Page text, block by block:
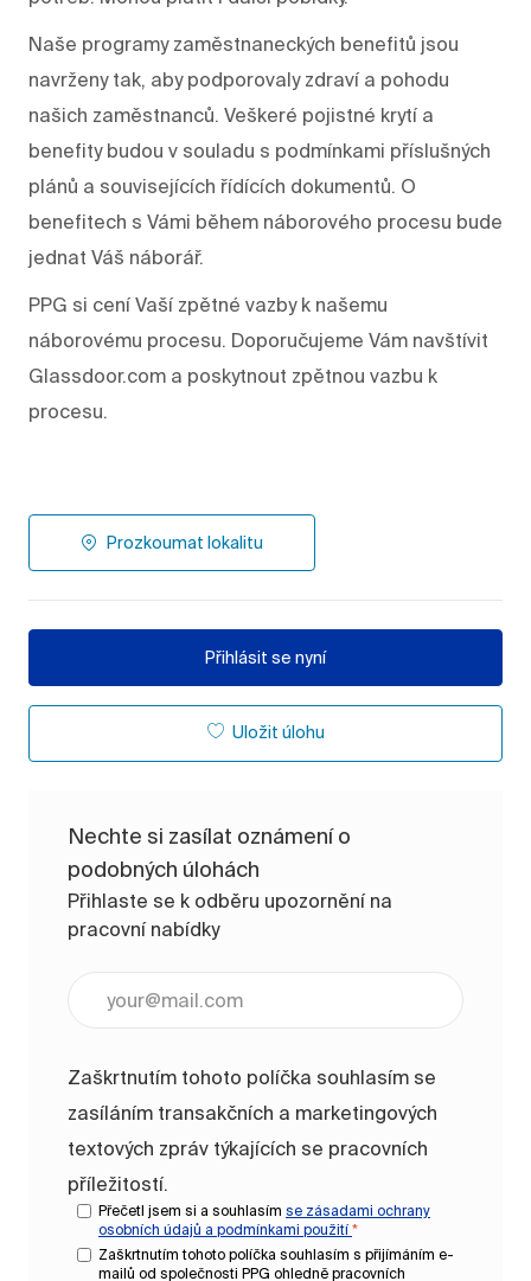
Naše programy zaměstnaneckých benefitů jsou
navrženy tak, aby podporovaly zdraví a pohodu
našich zaměstnanců. Veškeré pojistné krytí a
benefity budou v souladu s podmínkami příslušných
plánů a souvisejících řídících dokumentů. O
benefitech s Vámi během náborového procesu bude
jednat Váš náborář.
PPG si cení Vaší zpětné vazby k našemu
náborovému procesu. Doporučujeme Vám navštívit
Glassdoor.com a poskytnout zpětnou vazbu k
procesu.
Prozkoumat lokalitu
Přihlásit se nyní
Uložit úlohu
Nechte si zasílat oznámení o
podobných úlohách
Přihlaste se k odběru upozornění na
pracovní nabídky
Zaškrtnutím tohoto políčka souhlasím se
zasíláním transakčních a marketingových
textových zpráv týkajících se pracovních
příležitostí.
Přečetl jsem si a souhlasím se zásadami ochrany
osobních údajů a podmínkami použití *
Zaškrtnutím tohoto políčka souhlasím s přijímáním e-
mailů od společnosti PPG ohledně pracovních